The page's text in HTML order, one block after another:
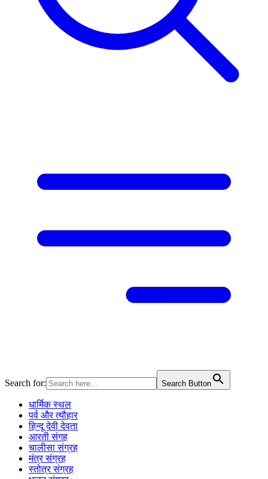
Search for: Search Button
धार्मिक स्थल
पर्व और त्यौहार
हिन्दू देवी देवता
आरती संगह
चालीसा संग्रह
मंत्र संग्रह
स्तोत्र संग्रह